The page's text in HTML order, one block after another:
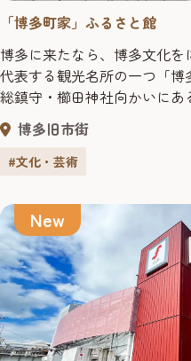
「博多町家」ふるさと館
博多に来たなら、博多文化
代表する観光名所の一つ「
総鎮守・櫛田神社向かいに
暮らしと文化を楽しく紹介す
を中心に、展示棟では博多
じめ、博多弁講座や、古き
す。
博多旧市街
#文化・芸術
New